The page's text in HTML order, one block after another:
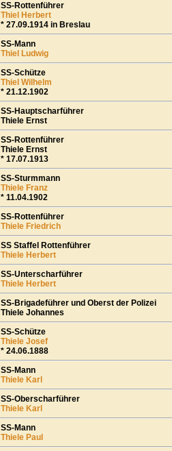
SS-Rottenführer
Thiel Herbert
* 27.09.1914 in Breslau
SS-Mann
Thiel Ludwig
SS-Schütze
Thiel Wilhelm
* 21.12.1902
SS-Hauptscharführer
Thiele Ernst
SS-Rottenführer
Thiele Ernst
* 17.07.1913
SS-Sturmmann
Thiele Franz
* 11.04.1902
SS-Rottenführer
Thiele Friedrich
SS Staffel Rottenführer
Thiele Herbert
SS-Unterscharführer
Thiele Herbert
SS-Brigadeführer und Oberst der Polizei
Thiele Johannes
SS-Schütze
Thiele Josef
* 24.06.1888
SS-Mann
Thiele Karl
SS-Oberscharführer
Thiele Karl
SS-Mann
Thiele Paul